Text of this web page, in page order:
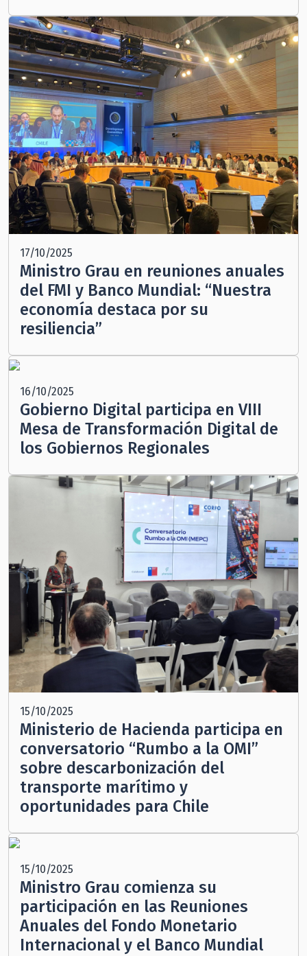
17/10/2025
Ministro Grau en reuniones anuales
del FMI y Banco Mundial: “Nuestra
economía destaca por su
resiliencia”
16/10/2025
Gobierno Digital participa en VIII
Mesa de Transformación Digital de
los Gobiernos Regionales
15/10/2025
Ministerio de Hacienda participa en
conversatorio “Rumbo a la OMI”
sobre descarbonización del
transporte marítimo y
oportunidades para Chile
15/10/2025
Ministro Grau comienza su
participación en las Reuniones
Anuales del Fondo Monetario
Internacional y el Banco Mundial